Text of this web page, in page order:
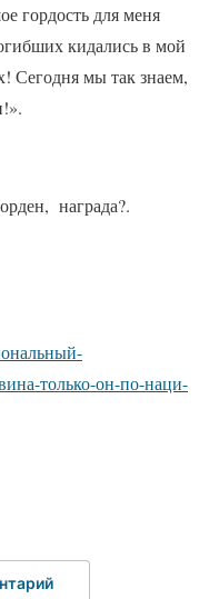
гордость для меня
кидались в мой
Сегодня мы так знаем,
орден, награда?.
только-он-по-наци-